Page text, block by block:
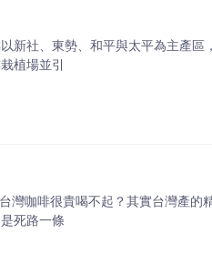
新社、東勢、和平與太平為主產
植場並引
咖啡很貴喝不起？其實台灣產的
死路一條